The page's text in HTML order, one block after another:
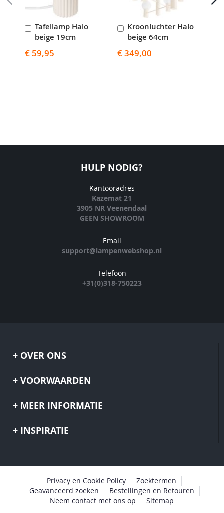
Tafellamp Halo
beige 19cm
€ 59,95
In
Winkelwagen
Kroonluchter Halo
beige 64cm
€ 349,00
In
Winkelwagen
HULP NODIG?
Kantooradres
Kazemat 21
3905 NR Veenendaal
GEEN SHOWROOM
Email
support@lampenwebshop.nl
Telefoon
+31(0)318-750223
OVER ONS
VOORWAARDEN
MEER INFORMATIE
INSPIRATIE
Privacy en Cookie Policy
Zoektermen
Geavanceerd zoeken
Bestellingen en Retouren
Neem contact met ons op
Sitemap